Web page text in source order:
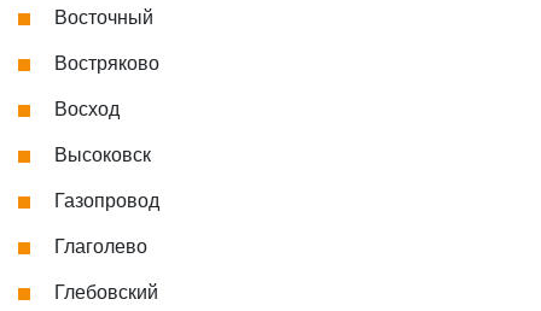
Восточный
Востряково
Восход
Высоковск
Газопровод
Глаголево
Глебовский